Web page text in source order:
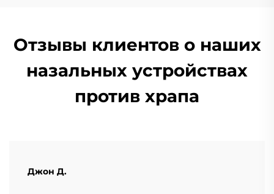
Отзывы клиентов о наших
назальных устройствах
против храпа
Джон Д.